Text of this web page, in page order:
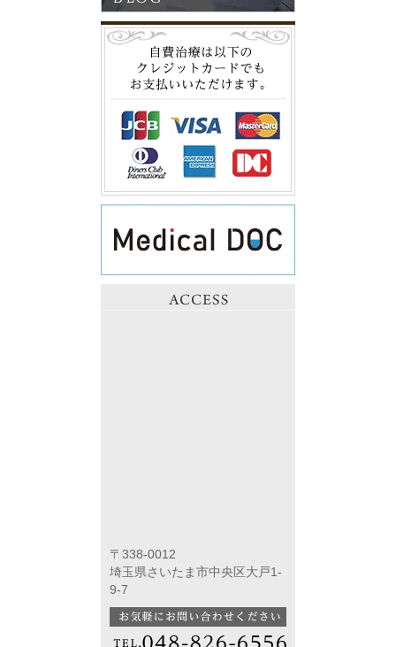
〒338-0012
埼玉県さいたま市中央区大戸1-
9-7